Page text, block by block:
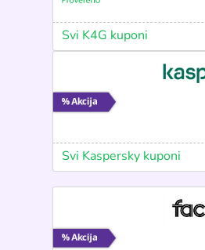
Svi K4G kuponi
Svi Kaspersky kuponi